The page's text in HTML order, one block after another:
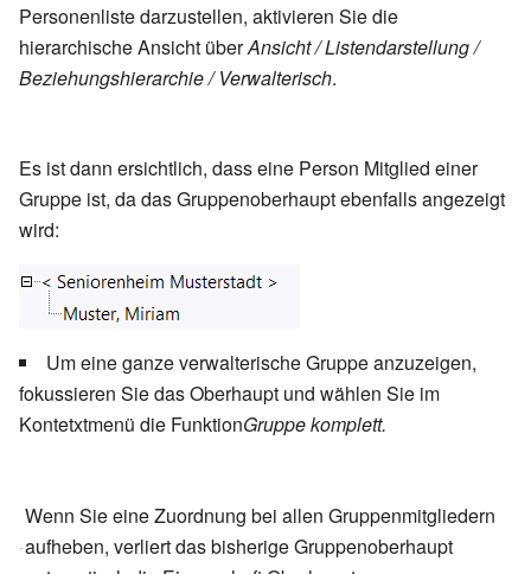
Personenliste darzustellen, aktivieren Sie die
hierarchische Ansicht überAnsicht / Listendarstellung /
Beziehungshierarchie / Verwalterisch.
Es ist dann ersichtlich, dass eine Person Mitglied einer
Gruppe ist, da das Gruppenoberhaupt ebenfalls angezeigt
wird:
Um eine ganze verwalterische Gruppe anzuzeigen,
fokussieren Sie das Oberhaupt und wählen Sie im
Kontetxtmenü die FunktionGruppe komplett.
Wenn Sie eine Zuordnung bei allen Gruppenmitgliedern
aufheben, verliert das bisherige Gruppenoberhaupt